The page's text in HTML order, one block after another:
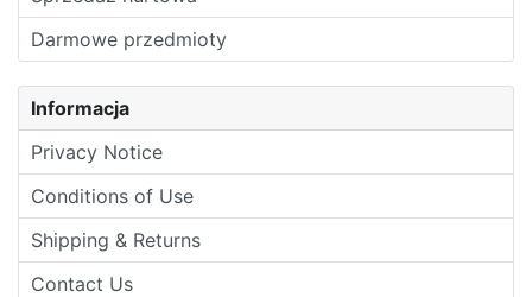
Darmowe przedmioty
Informacja
Privacy Notice
Conditions of Use
Shipping & Returns
Contact Us